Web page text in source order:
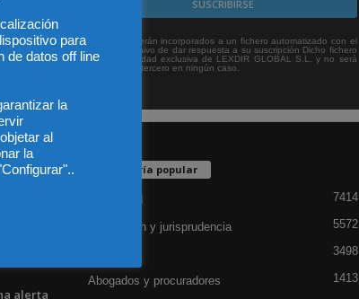
Sus datos serán incorporados a un fichero automatizado con el
objeto exclusivo de dar respuesta a su suscripción Dicho fichero
es de titularidad exclusiva de LEXDIR GLOBAL S.L. y no será
cedido a un tercero en ningún caso.
el
alerta
Categoría popular
7414
Legislación y jurisprudencia 5572
3498
Abogados y procuradores
1413
para
de datos off line
la
al
la